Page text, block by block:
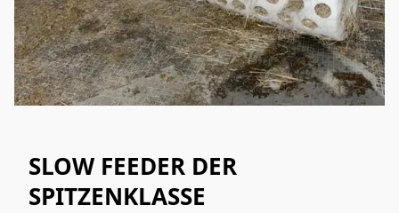
SLOW FEEDER DER
SPITZENKLASSE